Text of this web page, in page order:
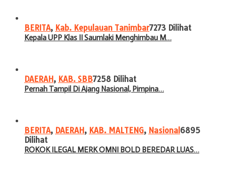
BERITA, Kab. Kepulauan Tanimbar7273 Dilihat
Kepala UPP Klas II Saumlaki Menghimbau M…
DAERAH, KAB. SBB7258 Dilihat
Pernah Tampil Di Ajang Nasional, Pimpina…
BERITA, DAERAH, KAB. MALTENG, Nasional 6895
Dilihat
ROKOK ILEGAL MERK OMNI BOLD BEREDAR LUAS…